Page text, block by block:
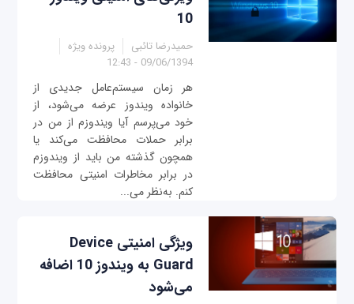
10
حمیدرضا تائبی
پرونده ویژه
09/06/1394 - 12:43
هر زمان سیستم‌عامل جدیدی از
خانواده ویندوز عرضه می‌شود، از
خود می‌پرسم آیا ویندوزم از من در
برابر حملات محافظت می‌کند یا
همچون گذشته من باید از ویندوزم
در برابر مخاطرات امنیتی محافظت
کنم. به‌نظر می‌...
ویژگی امنیتی Device
Guard به ویندوز 10 اضافه
می‌شود